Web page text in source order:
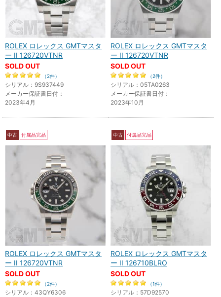
ROLEX ロレックス GMTマスタ
ー II 126720VTNR
SOLD OUT
（2件）
シリアル：9S937449
メーカー保証書日付：
2023年4月
ROLEX ロレックス GMTマスタ
ー II 126720VTNR
SOLD OUT
（2件）
シリアル：05TA0263
メーカー保証書日付：
2023年10月
中古 付属品完品
ROLEX ロレックス GMTマスタ
ー II 126720VTNR
SOLD OUT
（2件）
シリアル：43QY6306
中古 付属品完品
ROLEX ロレックス GMTマスタ
ー II 126710BLRO
SOLD OUT
（1件）
シリアル：57D92570